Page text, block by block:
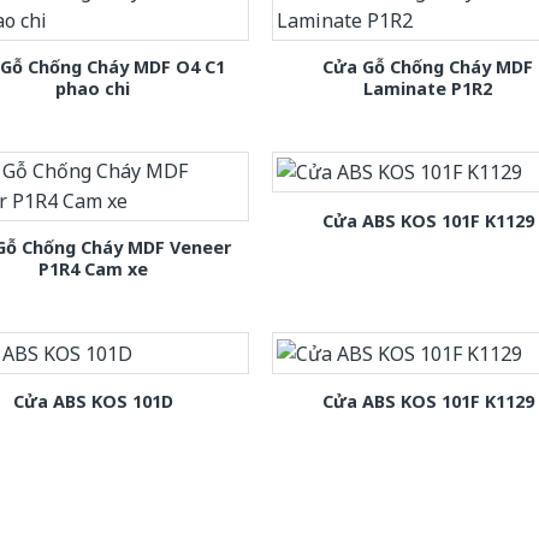
Chống Cháy MDF O4 C1
phao chi
Cửa Gỗ Chống Cháy MDF
Laminate P1R2
Chống Cháy MDF Veneer
P1R4 Cam xe
Cửa ABS KOS 101F K1129
Cửa ABS KOS 101D Cửa ABS KOS 101F K1129